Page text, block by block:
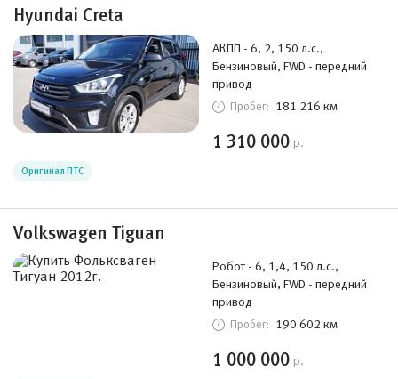
Hyundai Creta
АКПП - 6, 2, 150 л.с.,
Бензиновый, FWD - передний
привод
Пробег: 181 216 км
1 310 000 р.
Оригинал ПТС
Volkswagen Tiguan
Робот - 6, 1,4, 150 л.с.,
Бензиновый, FWD - передний
привод
Пробег: 190 602 км
1 000 000 р.